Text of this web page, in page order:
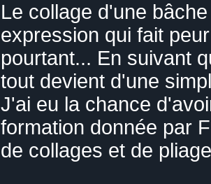
Le collage d'une
expression qui fait
pourtant... En suivant
tout devient d'une
J'ai eu la chance
formation donnée par
de collages et de